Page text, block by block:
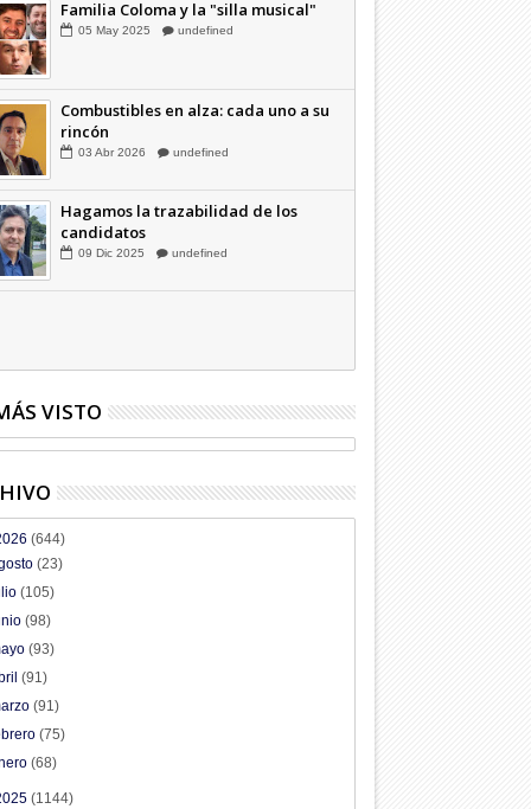
rincón
03 Abr 2026 undefined
Familia Coloma y la "silla musical"
05 May 2025 undefined
Combustibles en alza: cada uno a su
rincón
03Abr 2026
Hagamos la trazabilidad de los
VISTO
(644)
(23)
(105)
(98)
(93)
(91)
(91)
(75)
(68)
(1144)